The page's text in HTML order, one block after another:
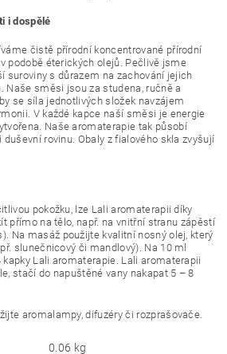
i dospělé
čistě přírodní koncentrované přírodní
podobě éterických olejů. Pečlivě jsme
suroviny s důrazem na zachování jejich
Naše směsi jsou za studena, ručně a
se síla jednotlivých složek navzájem
V každé kapce naší směsi je energie
Naše aromaterapie tak působí
rovinu. Obaly z fialového skla zvyšují
pokožku, lze Lali aromaterapii díky
přímo na tělo, např. na vnitřní stranu zápěstí
Na masáž použijte kvalitní nosný olej, který
slunečnicový či mandlový). Na 10 ml
Lali aromaterapie. Lali aromaterapii
stačí do napuštěné vany nakapat 5 – 8
aromalampy, difuzéry či rozprašovače.
0.06 kg